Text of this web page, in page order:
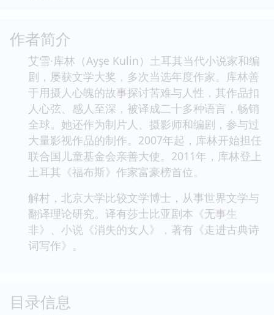
作者简介
艾雪·库林（Ayşe Kulin）土耳其当代小说家和编
剧，屡获文学大奖，多次当选年度作家。库林善
于用摄人心魄的故事探讨苦难与人性，其作品扣
人心弦、感人至深，被译成二十多种语言，畅销
全球。她还作为制片人、摄影师和编剧，参与过
大量影视作品的制作。2007年起，库林开始担任
联合国儿童基金会亲善大使。2011年，库林登上
土耳其《福布斯》作家富豪榜首位。
解村，北京大学比较文学博士，从事世界文学与
翻译理论研究。译有莎士比亚剧本《无事生
非》、小说《消失的女人》，著有《走进古典诗
词写作》。
目录信息